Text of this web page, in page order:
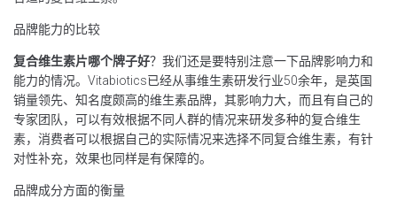
品牌能力的比较
复合维生素片哪个牌子好？我们还是要特别注意一下品牌影响力和
能力的情况。Vitabiotics已经从事维生素研发行业50余年，是英国
销量领先、知名度颇高的维生素品牌，其影响力大，而且有自己的
专家团队，可以有效根据不同人群的情况来研发多种的复合维生
素，消费者可以根据自己的实际情况来选择不同复合维生素，有针
对性补充，效果也同样是有保障的。
品牌成分方面的衡量